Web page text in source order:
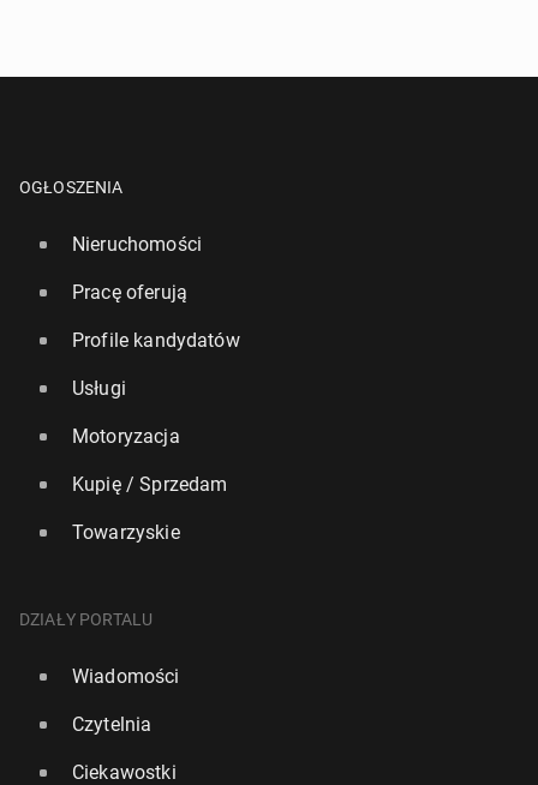
OGŁOSZENIA
Nieruchomości
Pracę oferują
Profile kandydatów
Usługi
Motoryzacja
Kupię / Sprzedam
Towarzyskie
DZIAŁY PORTALU
Wiadomości
Czytelnia
Ciekawostki